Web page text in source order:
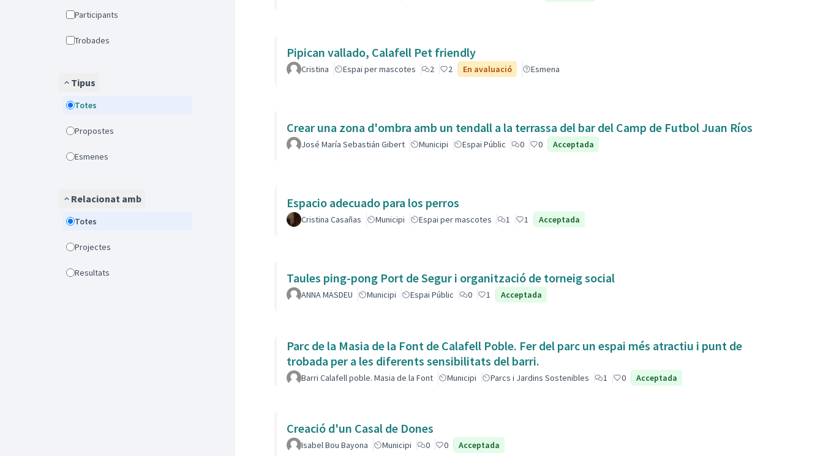
Participants
Trobades
Tipus
Totes
Propostes
Esmenes
Relacionat amb
Totes
Projectes
Resultats
Pipican vallado, Calafell Pet friendly
Cristina Espai per mascotes 2 2 En avaluació Esmena
Crear una zona d'ombra amb un tendall a la terrassa del bar del Camp de Futbol Juan Ríos
José María Sebastián Gibert Municipi Espai Públic 0 0 Acceptada
Espacio adecuado para los perros
Cristina Casañas Municipi Espai per mascotes 1 1 Acceptada
Taules ping-pong Port de Segur i organització de torneig social
ANNA MASDEU Municipi Espai Públic 0 1 Acceptada
Parc de la Masia de la Font de Calafell Poble. Fer del parc un espai més atractiu i punt de
trobada per a les diferents sensibilitats del barri.
Barri Calafell poble. Masia de la Font Municipi Parcs i Jardins Sostenibles 1 0 Acceptada
Creació d'un Casal de Dones
Isabel Bou Bayona Municipi 0 0 Acceptada